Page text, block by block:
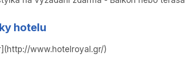
hotelu
www.hotelroyal.gr/)